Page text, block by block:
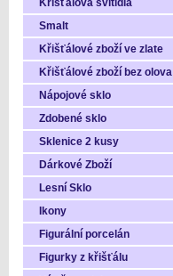
Křišťálová svítidla
Smalt
Křišťálové zboží ve zlate
Křišťálové zboží bez olova
Nápojové sklo
Zdobené sklo
Sklenice 2 kusy
Dárkové Zboží
Lesní Sklo
Ikony
Figurální porcelán
Figurky z křišťálu